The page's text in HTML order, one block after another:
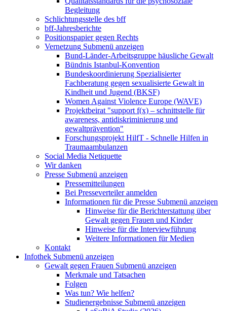
Begleitung
Schlichtungsstelle des bff
bff-Jahresberichte
Positionspapier gegen Rechts
Vernetzung Submenü anzeigen
Bund-Länder-Arbeitsgruppe häusliche Gewalt
Bündnis Istanbul-Konvention
Bundeskoordinierung Spezialisierter
Fachberatung gegen sexualisierte Gewalt in
Kindheit und Jugend (BKSF)
Women Against Violence Europe (WAVE)
Projektbeirat "support f(x) – schnittstelle für
awareness, antidiskriminierung und
gewaltprävention"
Forschungsprojekt HilfT - Schnelle Hilfen in
Traumaambulanzen
Social Media Netiquette
Wir danken
Presse Submenü anzeigen
Pressemitteilungen
Bei Presseverteiler anmelden
Informationen für die Presse Submenü anzeigen
Hinweise für die Berichterstattung über
Gewalt gegen Frauen und Kinder
Hinweise für die Interviewführung
Weitere Informationen für Medien
Kontakt
Infothek Submenü anzeigen
Gewalt gegen Frauen Submenü anzeigen
Merkmale und Tatsachen
Folgen
Was tun? Wie helfen?
Studienergebnisse Submenü anzeigen